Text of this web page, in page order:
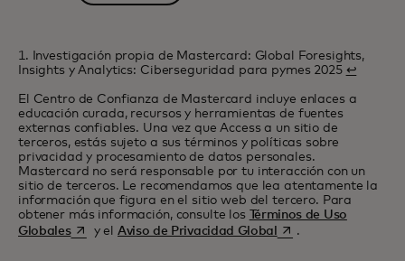
1. Investigación propia de Mastercard: Global Foresights,
Insights y Analytics: Ciberseguridad para pymes 2025 ↩
El Centro de Confianza de Mastercard incluye enlaces a
educación curada, recursos y herramientas de fuentes
externas confiables. Una vez que Access a un sitio de
terceros, estás sujeto a sus términos y políticas sobre
privacidad y procesamiento de datos personales.
Mastercard no será responsable por tu interacción con un
sitio de terceros. Le recomendamos que lea atentamente la
información que figura en el sitio web del tercero. Para
obtener más información, consulte los
Términos de Uso
Globalesse abre en una pestaña nueva
y el Aviso de Privacidad Global se abre en una
.